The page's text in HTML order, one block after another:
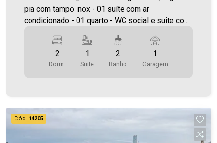
pia com tampo inox - 01 suíte com ar
condicionado - 01 quarto - WC social e suite com
e prateleiras - 01 vaga de garagem coberta. Área
privativa 57,48m² Será cobrado FCI (Fundo de
Conservação do Imóvel), equivalente a 6% do
carteiras de imóveis administrados da cidade,
atuando com excelência tanto na locação quanto
2
Dorm.
1
Suite
2
Banho
1
Garagem
Cód. 14205